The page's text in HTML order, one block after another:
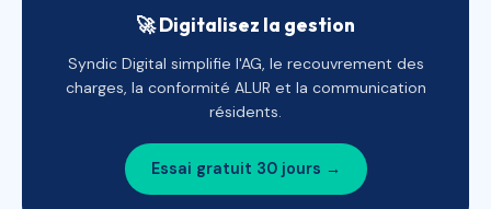
🚀 Digitalisez la gestion
Syndic Digital simplifie l'AG, le recouvrement des
charges, la conformité ALUR et la communication
résidents.
Essai gratuit 30 jours →